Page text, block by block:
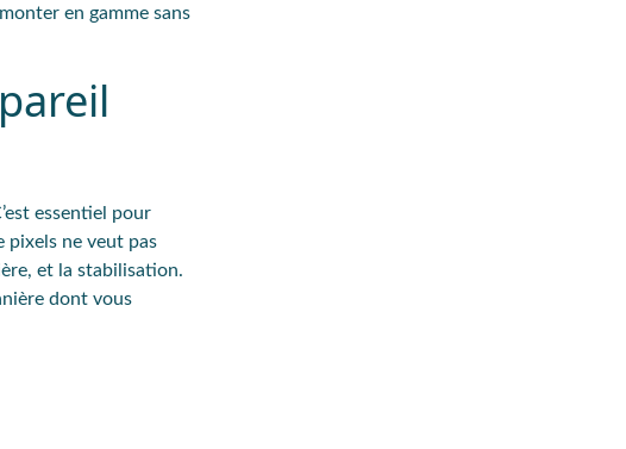
en gamme sans
essentiel pour
pixels ne veut pas
et la stabilisation.
dont vous